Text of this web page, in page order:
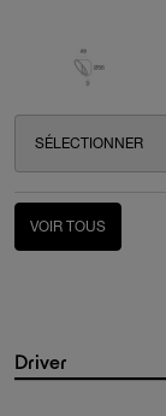
SÉLECTIONNER
VOIR TOUS
Driver